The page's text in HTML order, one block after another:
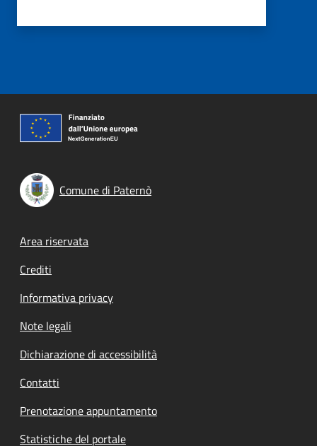
Comune di Paternò
Footer menu
Area riservata
Crediti
Informativa privacy
Note legali
Dichiarazione di accessibilità
Contatti
Prenotazione appuntamento
Statistiche del portale